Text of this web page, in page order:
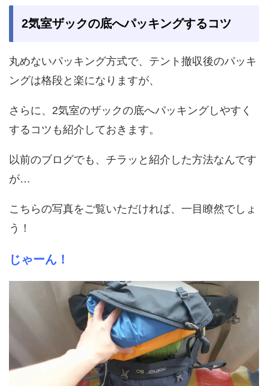
2気室ザックの底へパッキングするコツ
丸めないパッキング方式で、テント撤収後のパッキ
ングは格段と楽になりますが、
さらに、2気室のザックの底へパッキングしやすく
するコツも紹介しておきます。
以前のブログでも、チラッと紹介した方法なんです
が…
こちらの写真をご覧いただければ、一目瞭然でしょ
う！
じゃーん！